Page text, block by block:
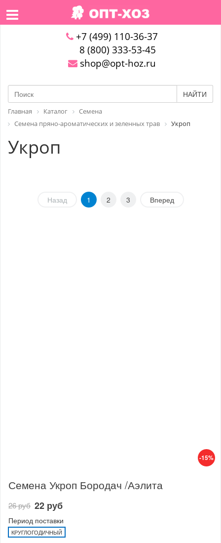
+7 (499) 110-36-37
8 (800) 333-53-45
shop@opt-hoz.ru
НАЙТИ
Главная Каталог
Семена
Семена пряно-ароматических и зеленных трав
Укроп
Укроп
Назад 1 2 3 Вперед
-15%
Семена Укроп Бородач /Аэлита
26 руб 22 руб
Период поставки
КРУГЛОГОДИЧНЫЙ